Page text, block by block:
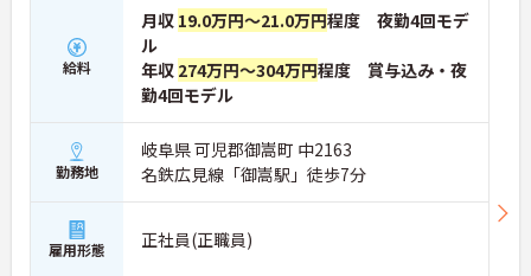
給料
月収 19.0万円～21.0万円程度 夜勤4回モデ
ル
年収 274万円～304万円程度 賞与込み・夜
勤4回モデル
勤務地
岐阜県 可児郡御嵩町 中2163
名鉄広見線「御嵩駅」徒歩7分
雇用形態 正社員(正職員)